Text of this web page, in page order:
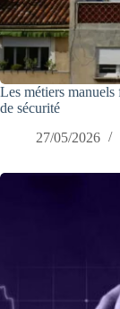
Les métiers manuels
de sécurité
27/05/2026